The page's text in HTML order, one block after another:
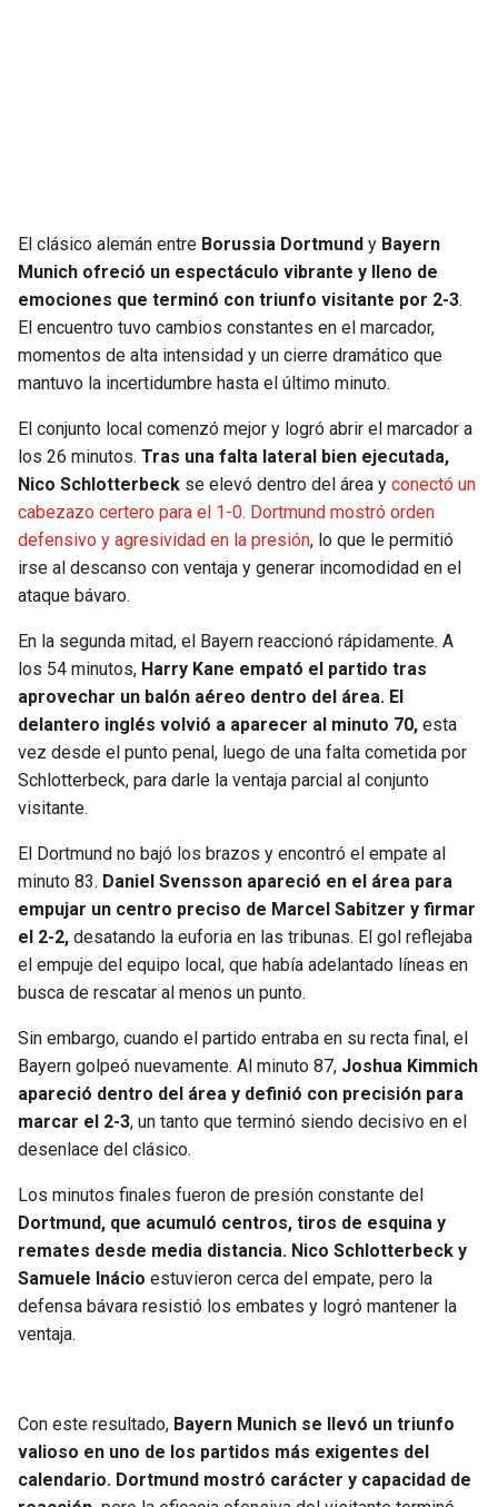
El clásico alemán entre Borussia Dortmund y Bayern
Munich ofreció un espectáculo vibrante y lleno de
emociones que terminó con triunfo visitante por 2-3.
El encuentro tuvo cambios constantes en el marcador,
momentos de alta intensidad y un cierre dramático que
mantuvo la incertidumbre hasta el último minuto.
El conjunto local comenzó mejor y logró abrir el marcador a
los 26 minutos. Tras una falta lateral bien ejecutada,
Nico Schlotterbeck se elevó dentro del área y conectó un
cabezazo certero para el 1-0. Dortmund mostró orden
defensivo y agresividad en la presión, lo que le permitió
irse al descanso con ventaja y generar incomodidad en el
ataque bávaro.
En la segunda mitad, el Bayern reaccionó rápidamente. A
los 54 minutos, Harry Kane empató el partido tras
aprovechar un balón aéreo dentro del área. El
delantero inglés volvió a aparecer al minuto 70, esta
vez desde el punto penal, luego de una falta cometida por
Schlotterbeck, para darle la ventaja parcial al conjunto
visitante.
El Dortmund no bajó los brazos y encontró el empate al
minuto 83. Daniel Svensson apareció en el área para
empujar un centro preciso de Marcel Sabitzer y firmar
el 2-2, desatando la euforia en las tribunas. El gol reflejaba
el empuje del equipo local, que había adelantado líneas en
busca de rescatar al menos un punto.
Sin embargo, cuando el partido entraba en su recta final, el
Bayern golpeó nuevamente. Al minuto 87, Joshua Kimmich
apareció dentro del área y definió con precisión para
marcar el 2-3, un tanto que terminó siendo decisivo en el
desenlace del clásico.
Los minutos finales fueron de presión constante del
Dortmund, que acumuló centros, tiros de esquina y
remates desde media distancia. Nico Schlotterbeck y
Samuele Inácio estuvieron cerca del empate, pero la
defensa bávara resistió los embates y logró mantener la
ventaja.
Con este resultado, Bayern Munich se llevó un triunfo
valioso en uno de los partidos más exigentes del
calendario. Dortmund mostró carácter y capacidad de